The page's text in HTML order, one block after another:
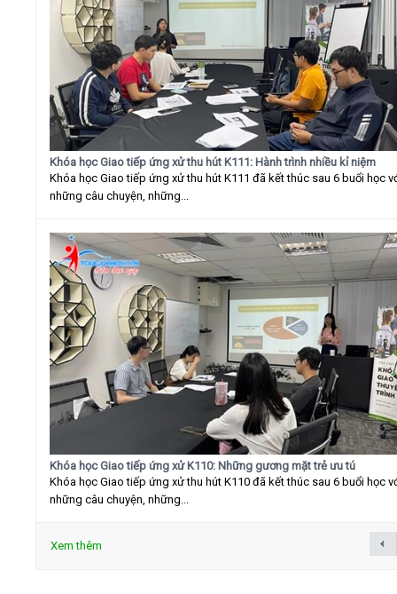
Khóa học Giao tiếp ứng xử thu hút K111: Hành trình nhiều kỉ niệm
Khóa học Giao tiếp ứng xử thu hút K111 đã kết thúc sau 6 buổi học
những câu chuyện, những...
Khóa học Giao tiếp ứng xử K110: Những gương mặt trẻ ưu tú
Khóa học Giao tiếp ứng xử thu hút K110 đã kết thúc sau 6 buổi học
những câu chuyện, những...
Xem thêm